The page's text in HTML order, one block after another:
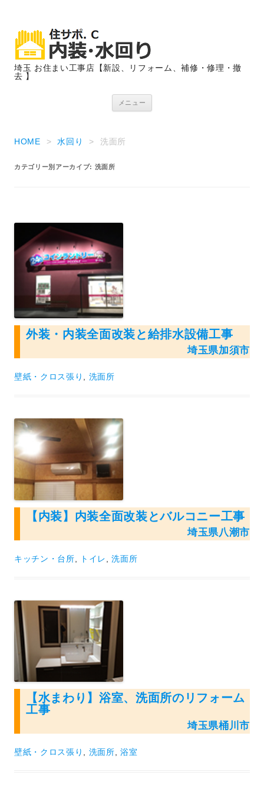
埼玉 お住まい工事店【新設、リフォーム、補修・修理・撤
去 】
メニュー
HOME > 水回り > 洗面所
カテゴリー別アーカイブ: 洗面所
外装・内装全面改装と給排水設備工事
埼玉県加須市
壁紙・クロス張り 洗面所
【内装】内装全面改装とバルコニー工事
埼玉県八潮市
キッチン・台所 トイレ ,洗面所
【水まわり】浴室、洗面所のリフォーム
工事
埼玉県桶川市
壁紙・クロス張り , 洗面所,浴室